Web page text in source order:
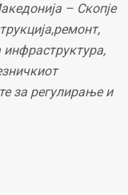
– Скопје
за регулирање и